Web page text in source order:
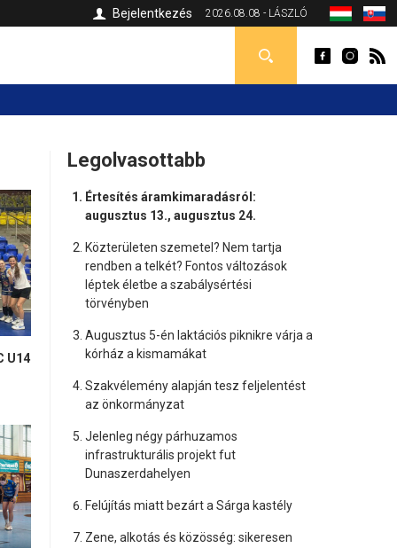
2026.08.08 - LÁSZLÓ
Bejelentkezés
U14
Legolvasottabb
Értesítés áramkimaradásról:
augusztus 13., augusztus 24.
Közterületen szemetel? Nem tartja
rendben a telkét? Fontos változások
léptek életbe a szabálysértési
törvényben
Augusztus 5-én laktációs piknikre várja a
kórház a kismamákat
Szakvélemény alapján tesz feljelentést
az önkormányzat
Jelenleg négy párhuzamos
infrastrukturális projekt fut
Dunaszerdahelyen
Felújítás miatt bezárt a Sárga kastély
Zene, alkotás és közösség: sikeresen